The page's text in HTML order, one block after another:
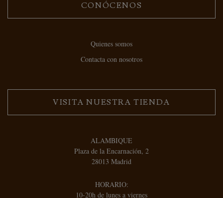
CONÓCENOS
Quienes somos
Contacta con nosotros
VISITA NUESTRA TIENDA
ALAMBIQUE
Plaza de la Encarnación, 2
28013 Madrid
HORARIO:
10-20h de lunes a viernes